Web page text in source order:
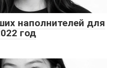
наполнителей для
год